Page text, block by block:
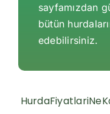
sayfamızdan
bütün
edebilirsiniz.